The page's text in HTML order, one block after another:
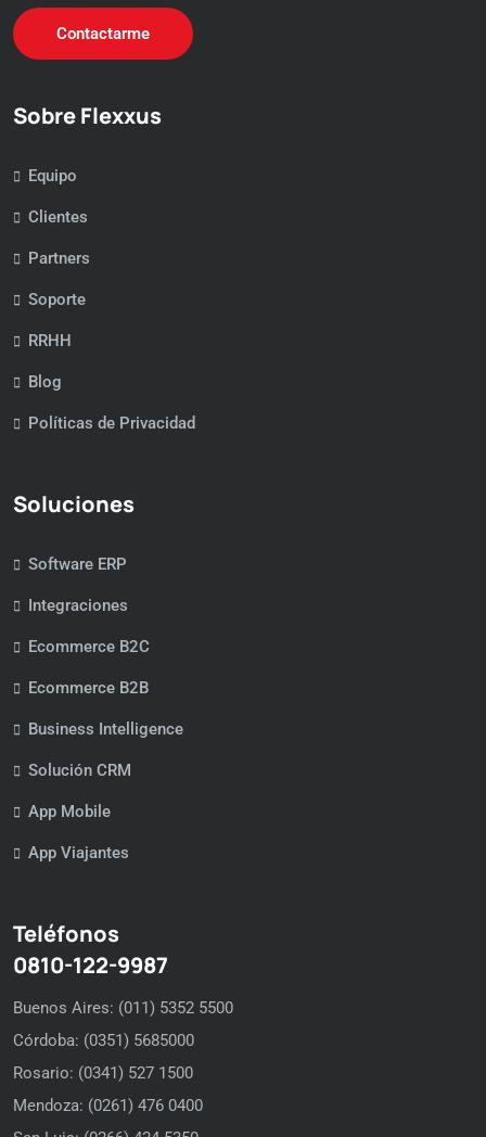
Contactarme
Sobre Flexxus
Equipo
Clientes
Partners
Soporte
RRHH
Blog
Políticas de Privacidad
Soluciones
Software ERP
Integraciones
Ecommerce B2C
Ecommerce B2B
Business Intelligence
Solución CRM
App Mobile
App Viajantes
Teléfonos
0810-122-9987
Buenos Aires: (011) 5352 5500
Córdoba: (0351) 5685000
Rosario: (0341) 527 1500
Mendoza: (0261) 476 0400